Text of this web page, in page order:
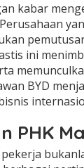
kabar
ini
BYD
PHK